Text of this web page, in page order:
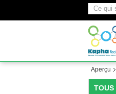
Aperçu
TOUS